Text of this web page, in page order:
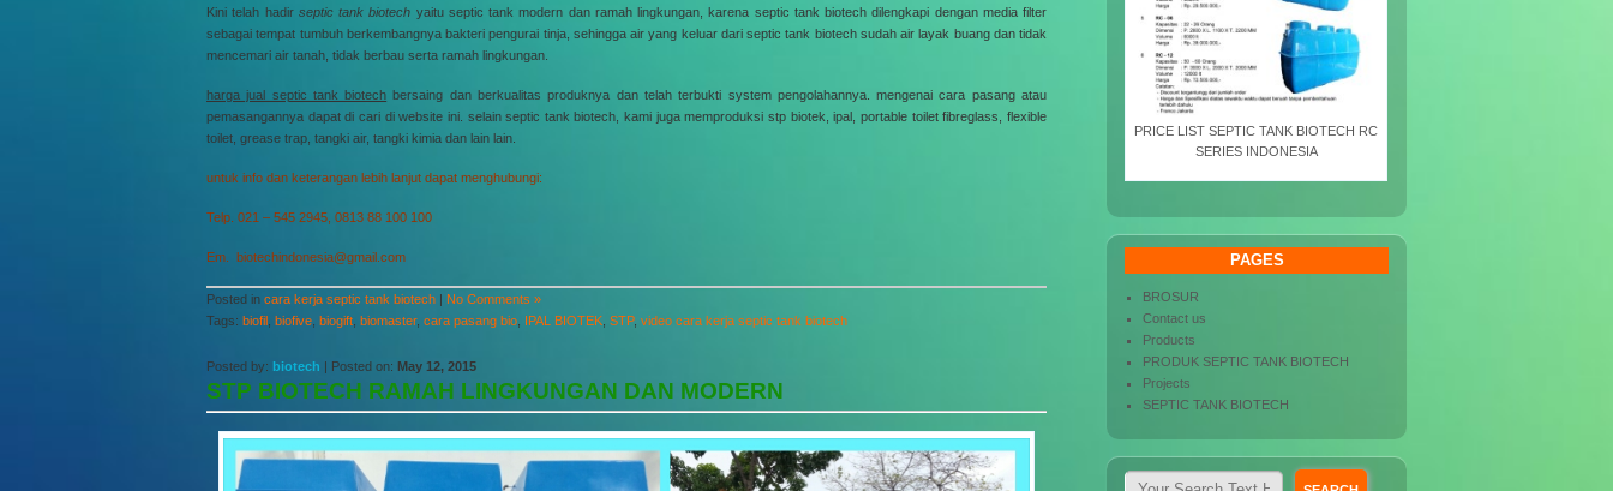
Kini telah hadir septic tank biotech yaitu septic tank modern dan ramah lingkungan, karena septic tank biotech dilengkapi dengan media filter
sebagai tempat tumbuh berkembangnya bakteri pengurai tinja, sehingga air yang keluar dari septic tank biotech sudah air layak buang dan tidak
mencemari air tanah, tidak berbau serta ramah lingkungan.
harga jual septic tank biotech bersaing dan berkualitas produknya dan telah terbukti system pengolahannya. mengenai cara pasang atau
pemasangannya dapat di cari di website ini. selain septic tank biotech, kami juga memproduksi stp biotek, ipal, portable toilet fibreglass, flexible
toilet, grease trap, tangki air, tangki kimia dan lain lain.
untuk info dan keterangan lebih lanjut dapat menghubungi:
Telp. 021 – 545 2945, 0813 88 100 100
Em. biotechindonesia@gmail.com
Posted in cara kerja septic tank biotech | No Comments »
Tags: biofil biofive biogift biomaster, cara pasang bio IPAL BIOTEK STP, video cara kerja septic tank biotech
Posted by: biotech | Posted on: May 12, 2015
STP BIOTECH RAMAH LINGKUNGAN DAN MODERN
PRICE LIST SEPTIC TANK BIOTECH RC
SERIES INDONESIA
PAGES
BROSUR
Contact us
Products
PRODUK SEPTIC TANK BIOTECH
Projects
SEPTIC TANK BIOTECH